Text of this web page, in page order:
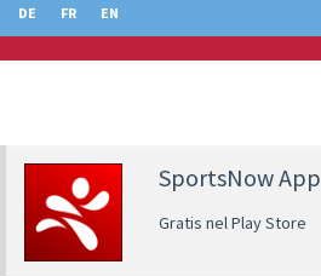
DE FR EN
SportsNow App
Gratis nel Play Store